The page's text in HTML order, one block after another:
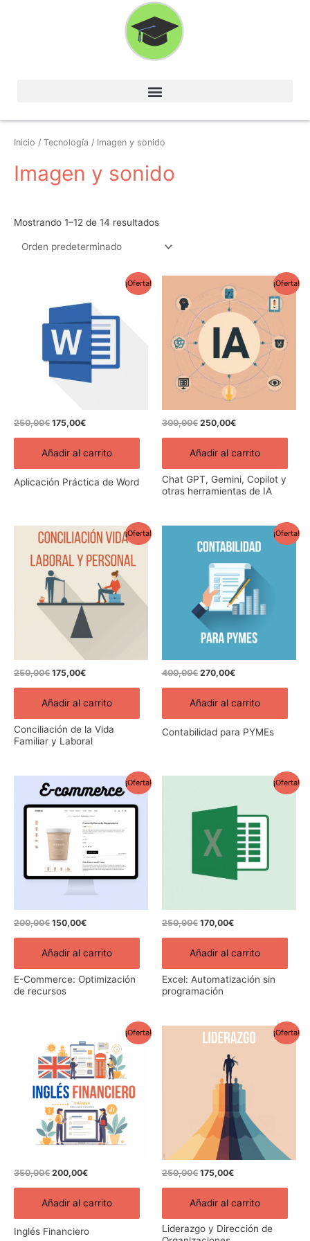
Inicio / Tecnología / Imagen y sonido
Imagen y sonido
Mostrando 1–12 de 14 resultados
¡Oferta!
250,00€
original
250,00€.
175,00€
actual
es:
175,00€.
Añadir al carrito
Aplicación Práctica de Word
¡Oferta!
300,00€
precio
original
era:
300,00€.
250,00€
precio
actual
es:
250,00€.
Añadir al carrito
Chat GPT, Gemini, Copilot y
otras herramientas de IA
¡Oferta!
250,00€
El
precio
original
era:
250,00€.
175,00€
El
precio
actual
es:
175,00€.
Añadir al carrito
Conciliación de la Vida
Familiar y Laboral
¡Oferta!
400,00€
precio
original
era:
400,00€.
270,00€
precio
actual
es:
270,00€.
Añadir al carrito
Contabilidad para PYMEs
¡Oferta!
200,00€
precio
original
era:
200,00€.
150,00€
precio
actual
es:
150,00€.
Añadir al carrito
E-Commerce: Optimización
de recursos
¡Oferta!
250,00€
era:
250,00€.
170,00€
es:
170,00€.
Añadir al carrito
Excel: Automatización sin
programación
¡Oferta!
350,00€
precio
original
era:
350,00€.
200,00€
precio
actual
es:
200,00€.
Añadir al carrito
Inglés Financiero
¡Oferta!
250,00€
El
precio
original
250,00€.
175,00€
El
precio
es:
Añadir al carrito
Liderazgo y Dirección de